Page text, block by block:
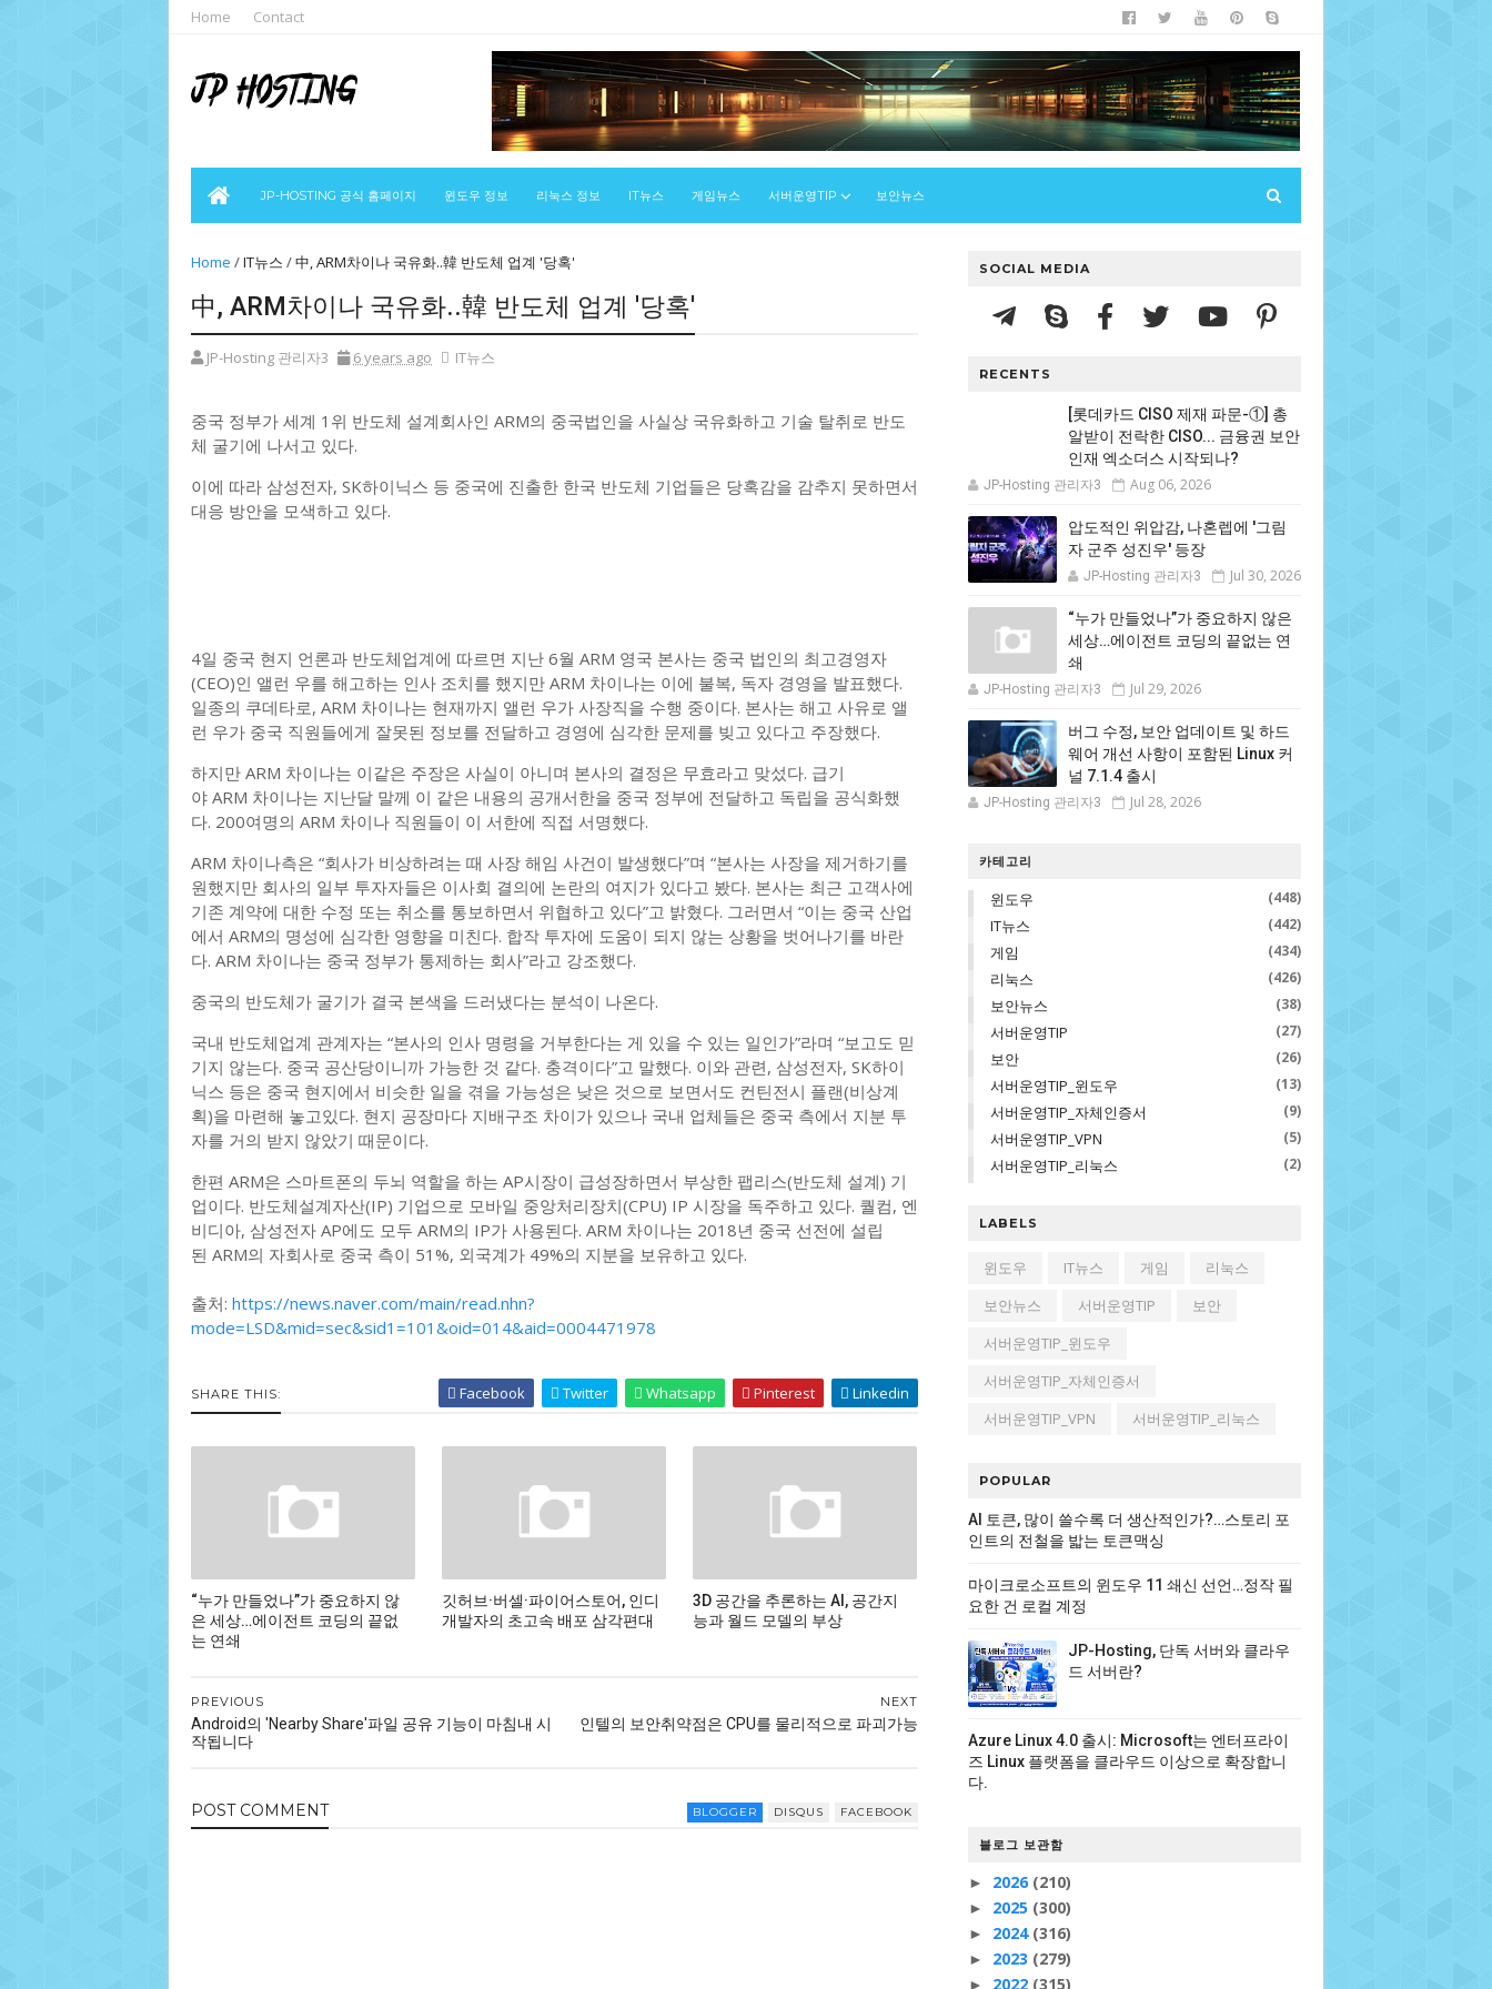
Home Contact
JP-HOSTING 공식 홈페이지 윈도우 정보 리눅스 정보 IT뉴스 게임뉴스 서버운영TIP 보안뉴스
Home /IT뉴스 /中, ARM차이나 국유화..韓 반도체 업계 '당혹'
中, ARM차이나 국유화..韓 반도체 업계 '당혹'
JP-Hosting 관리자3 6 years ago IT뉴스
중국 정부가 세계 1위 반도체 설계회사인 ARM의 중국법인을 사실상 국유화하고 기술 탈취로 반도
체 굴기에 나서고 있다.
이에 따라 삼성전자, SK하이닉스 등 중국에 진출한 한국 반도체 기업들은 당혹감을 감추지 못하면서
대응 방안을 모색하고 있다.
4일 중국 현지 언론과 반도체업계에 따르면 지난 6월 ARM 영국 본사는 중국 법인의 최고경영자
(CEO)인 앨런 우를 해고하는 인사 조치를 했지만 ARM 차이나는 이에 불복, 독자 경영을 발표했다.
일종의 쿠데타로, ARM 차이나는 현재까지 앨런 우가 사장직을 수행 중이다. 본사는 해고 사유로 앨
런 우가 중국 직원들에게 잘못된 정보를 전달하고 경영에 심각한 문제를 빚고 있다고 주장했다.
하지만 ARM 차이나는 이같은 주장은 사실이 아니며 본사의 결정은 무효라고 맞섰다. 급기
야 ARM 차이나는 지난달 말께 이 같은 내용의 공개서한을 중국 정부에 전달하고 독립을 공식화했
다. 200여명의 ARM 차이나 직원들이 이 서한에 직접 서명했다.
ARM 차이나측은 “회사가 비상하려는 때 사장 해임 사건이 발생했다”며 “본사는 사장을 제거하기를
원했지만 회사의 일부 투자자들은 이사회 결의에 논란의 여지가 있다고 봤다. 본사는 최근 고객사에
기존 계약에 대한 수정 또는 취소를 통보하면서 위협하고 있다”고 밝혔다. 그러면서 “이는 중국 산업
에서 ARM의 명성에 심각한 영향을 미친다. 합작 투자에 도움이 되지 않는 상황을 벗어나기를 바란
다. ARM 차이나는 중국 정부가 통제하는 회사”라고 강조했다.
중국의 반도체가 굴기가 결국 본색을 드러냈다는 분석이 나온다.
국내 반도체업계 관계자는 “본사의 인사 명령을 거부한다는 게 있을 수 있는 일인가”라며 “보고도 믿
기지 않는다. 중국 공산당이니까 가능한 것 같다. 충격이다”고 말했다. 이와 관련, 삼성전자, SK하이
닉스 등은 중국 현지에서 비슷한 일을 겪을 가능성은 낮은 것으로 보면서도 컨틴전시 플랜(비상계
획)을 마련해 놓고있다. 현지 공장마다 지배구조 차이가 있으나 국내 업체들은 중국 측에서 지분 투
자를 거의 받지 않았기 때문이다.
한편 ARM은 스마트폰의 두뇌 역할을 하는 AP시장이 급성장하면서 부상한 팹리스(반도체 설계) 기
업이다. 반도체설계자산(IP) 기업으로 모바일 중앙처리장치(CPU) IP 시장을 독주하고 있다. 퀄컴, 엔
비디아, 삼성전자 AP에도 모두 ARM의 IP가 사용된다. ARM 차이나는 2018년 중국 선전에 설립
된 ARM의 자회사로 중국 측이 51%, 외국계가 49%의 지분을 보유하고 있다.
출처: https://news.naver.com/main/read.nhn?
mode=LSD&mid=sec&sid1=101&oid=014&aid=0004471978
SHARE THIS: Facebook Twitter Whatsapp Pinterest Linkedin
“누가 만들었나”가 중요하지 않
은 세상…에이전트 코딩의 끝없
는 연쇄
깃허브·버셀·파이어스토어, 인디
개발자의 초고속 배포 삼각편대
3D 공간을 추론하는 AI, 공간지
능과 월드 모델의 부상
NEXT
인텔의 보안취약점은 CPU를 물리적으로 파괴가능
PREVIOUS
Android의 'Nearby Share'파일 공유 기능이 마침내 시
작됩니다
POST COMMENT BLOGGER DISQUS FACEBOOK
SOCIAL MEDIA
RECENTS
[롯데카드 CISO 제재 파문-①] 총
알받이 전락한 CISO... 금융권 보안
인재 엑소더스 시작되나?
JP-Hosting 관리자3 Aug 06, 2026
압도적인 위압감, 나혼렙에 '그림
자 군주 성진우' 등장
JP-Hosting 관리자3 Jul 30, 2026
“누가 만들었나”가 중요하지 않은
세상…에이전트 코딩의 끝없는 연
쇄
JP-Hosting 관리자3 Jul 29, 2026
버그 수정, 보안 업데이트 및 하드
웨어 개선 사항이 포함된 Linux 커
널 7.1.4 출시
JP-Hosting 관리자3 Jul 28, 2026
카테고리
윈도우 (448)
IT뉴스 (442)
게임 (434)
리눅스 (426)
보안뉴스 (38)
서버운영TIP (27)
보안 (26)
서버운영TIP_윈도우 (13)
서버운영TIP_자체인증서 (9)
서버운영TIP_VPN (5)
서버운영TIP_리눅스 (2)
LABELS
윈도우 IT뉴스 게임
리눅스
보안뉴스
서버운영TIP
보안
서버운영TIP_윈도우
서버운영TIP_자체인증서
서버운영TIP_VPN
서버운영TIP_리눅스
POPULAR
AI 토큰, 많이 쓸수록 더 생산적인가?…스토리 포
인트의 전철을 밟는 토큰맥싱
마이크로소프트의 윈도우 11 쇄신 선언…정작 필
요한 건 로컬 계정
JP-Hosting, 단독 서버와 클라우
드 서버란?
Azure Linux 4.0 출시: Microsoft는 엔터프라이
즈 Linux 플랫폼을 클라우드 이상으로 확장합니
다.
블로그 보관함
► 2026 (210)
► 2025 (300)
► 2024 (316)
► 2023 (279)
► 2022 (315)